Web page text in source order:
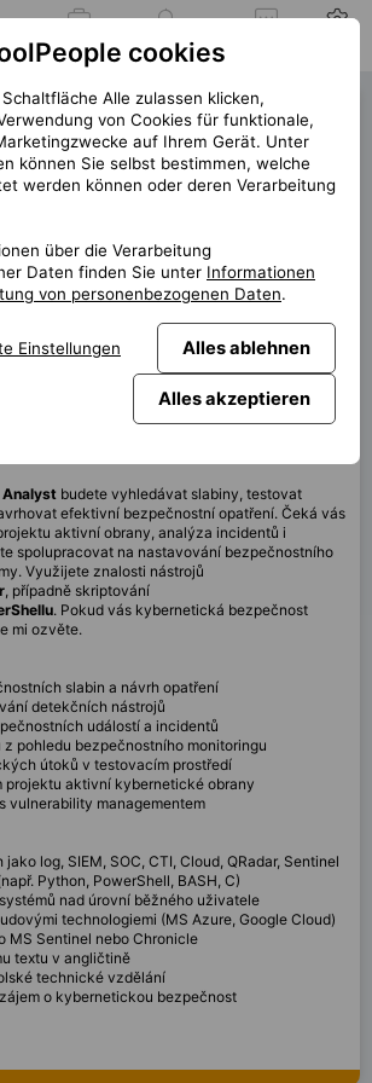
Jobs
Analyst
budete vyhledávat slabiny, testovat
efektivní bezpečnostní opatření. Čeká vás
aktivní obrany, analýza incidentů i
spolupracovat na nastavování bezpečnostního
Využijete znalosti nástrojů
, případně skriptování
. Pokud vás kybernetická bezpečnost
mi ozvěte.
slabin a návrh opatření
detekčních nástrojů
událostí a incidentů
pohledu bezpečnostního monitoringu
útoků v testovacím prostředí
projektu aktivní kybernetické obrany
vulnerability managementem
log, SIEM, SOC, CTI, Cloud, QRadar, Sentinel
Python, PowerShell, BASH, C)
nad úrovní běžného uživatele
technologiemi (MS Azure, Google Cloud)
MS Sentinel nebo Chronicle
textu v angličtině
technické vzdělání
o kybernetickou bezpečnost
cookies
Alle zulassen klicken,
von Cookies für funktionale,
auf Ihrem Gerät. Unter
können Sie selbst bestimmen, welche
werden können oder deren Verarbeitung
über die Verarbeitung
Daten finden Sie unter Informationen
von personenbezogenen Daten.
Einstellungen Alles ablehnen
Alles akzeptieren